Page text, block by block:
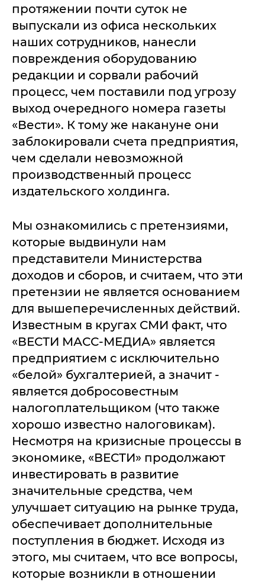
протяжении почти суток не
выпускали из офиса нескольких
наших сотрудников, нанесли
повреждения оборудованию
редакции и сорвали рабочий
процесс, чем поставили под угрозу
выход очередного номера газеты
«Вести». К тому же накануне они
заблокировали счета предприятия,
чем сделали невозможной
производственный процесс
издательского холдинга.
Мы ознакомились с претензиями,
которые выдвинули нам
представители Министерства
доходов и сборов, и считаем, что эти
претензии не является основанием
для вышеперечисленных действий.
Известным в кругах СМИ факт, что
«ВЕСТИ МАСС-МЕДИА» является
предприятием с исключительно
«белой» бухгалтерией, а значит -
является добросовестным
налогоплательщиком (что также
хорошо известно налоговикам).
Несмотря на кризисные процессы в
экономике, «ВЕСТИ» продолжают
инвестировать в развитие
значительные средства, чем
улучшает ситуацию на рынке труда,
обеспечивает дополнительные
поступления в бюджет. Исходя из
этого, мы считаем, что все вопросы,
которые возникли в отношении